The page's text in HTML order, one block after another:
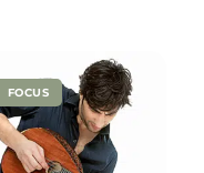
FOCUS